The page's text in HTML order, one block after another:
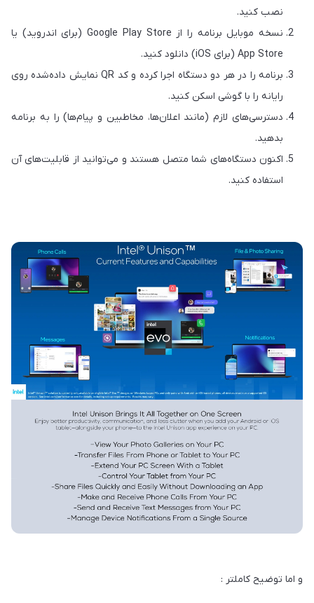
نصب کنید.
نسخه موبایل برنامه را از Google Play Store (برای اندروید) یا
App Store (برای iOS) دانلود کنید.
برنامه را در هر دو دستگاه اجرا کرده و کد QR نمایش داده‌شده روی
رایانه را با گوشی اسکن کنید.
دسترسی‌های لازم (مانند اعلان‌ها، مخاطبین و پیام‌ها) را به برنامه
بدهید.
اکنون دستگاه‌های شما متصل هستند و می‌توانید از قابلیت‌های آن
استفاده کنید.
و اما توضیح کاملتر :